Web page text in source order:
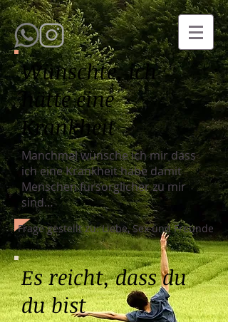
Wünschte, ich
hätte eine
Krankheit
Manchmal wünsche ich mir dass
ich eine Krankheit habe damit
Menschen fürsorglicher zu mir
sind…
Frage gestellt zu: Liebe, Sex und Freunde
Es reicht, dass du
du bist